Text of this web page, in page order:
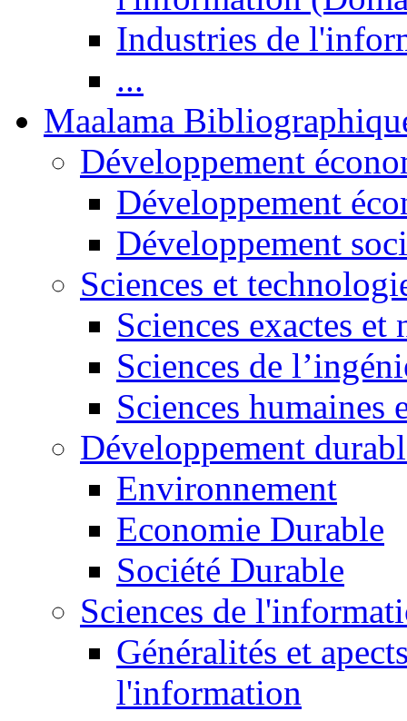
Industries de
...
Maalama
Développement
Développement
Développement
Sciences et
Sciences exactes et
Sciences de
Sciences humaines
Développement
Environnement
Economie Durable
Société Durable
Sciences de
Généralités et
l'information